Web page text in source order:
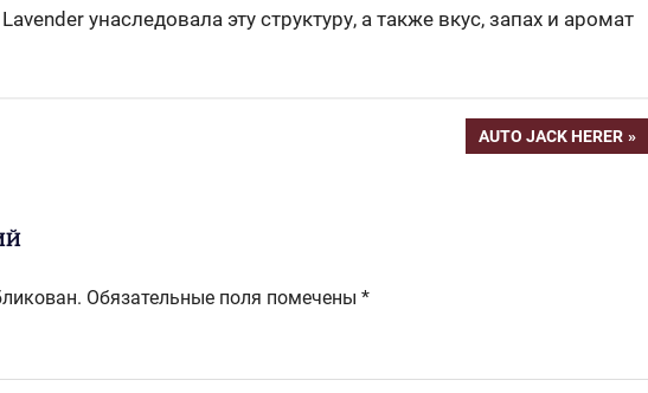
унаследовала эту структуру, а также вкус, запах и аромат
СЛЕДУЮЩАЯ
AUTO JACK HERER
Обязательные поля помечены *